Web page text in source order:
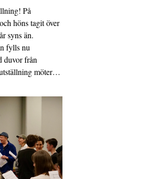
På
höns tagit över
syns än.
fylls nu
duvor från
möter…